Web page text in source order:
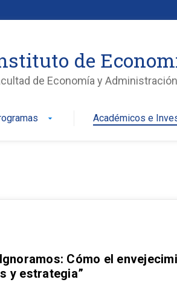
de
de Economía y
arrow_drop_down Académicos e
Cómo el
y estrategia”